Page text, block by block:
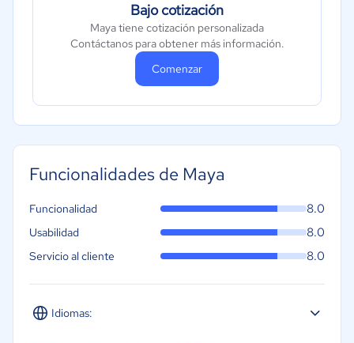
Bajo cotización
Maya tiene cotización personalizada
Contáctanos para obtener más información.
Comenzar
Funcionalidades de Maya
Idiomas:
Funcionalidad 8.0
Usabilidad 8.0
Servicio al cliente 8.0